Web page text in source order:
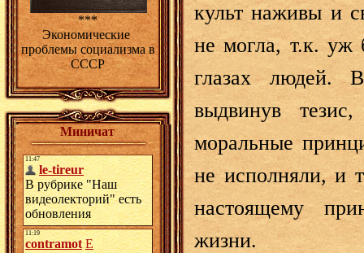
***
Экономические
проблемы социализма в
СССР
Миничат
культ наживы и
не могла, т.к. уж
глазах
выдвинув
моральные
не исполняли, и
настоящему
жизни.